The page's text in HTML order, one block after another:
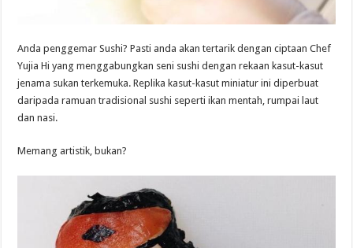
Anda penggemar Sushi? Pasti anda akan tertarik dengan ciptaan Chef
Yujia Hi yang menggabungkan seni sushi dengan rekaan kasut-kasut
jenama sukan terkemuka. Replika kasut-kasut miniatur ini diperbuat
daripada ramuan tradisional sushi seperti ikan mentah, rumpai laut
dan nasi.
Memang artistik, bukan?